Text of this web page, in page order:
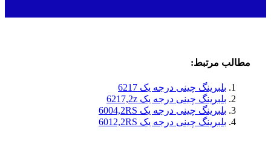
مطالب مرتبط:
بلبرینگ چینی درجه یک 6217
بلبرینگ چینی درجه یک 6217,2z
بلبرینگ چینی درجه یک 6004,2RS
بلبرینگ چینی درجه یک 6012,2RS